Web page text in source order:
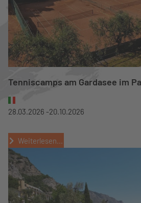
Tenniscamps am Gardasee im
28.03.2026 -20.10.2026
Weiterlesen...